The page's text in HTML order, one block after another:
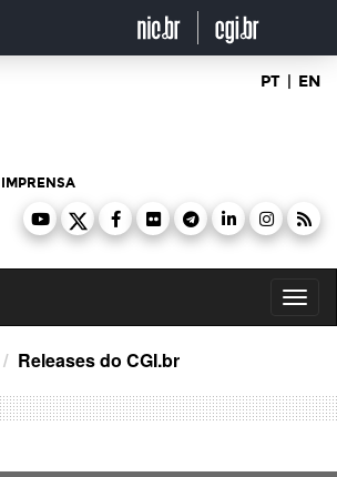
PT | EN
IMPRENSA
Releases do CGI.br